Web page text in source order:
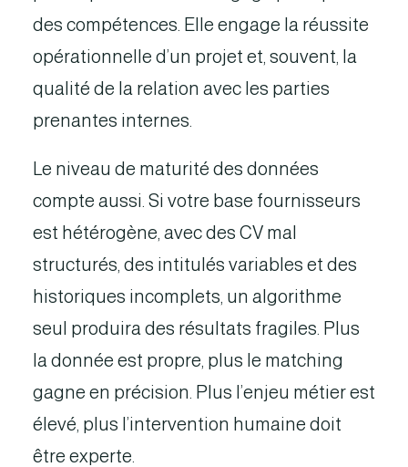
des compétences. Elle engage la réussite
opérationnelle d’un projet et, souvent, la
qualité de la relation avec les parties
prenantes internes.
Le niveau de maturité des données
compte aussi. Si votre base fournisseurs
est hétérogène, avec des CV mal
structurés, des intitulés variables et des
historiques incomplets, un algorithme
seul produira des résultats fragiles. Plus
la donnée est propre, plus le matching
gagne en précision. Plus l’enjeu métier est
élevé, plus l’intervention humaine doit
être experte.